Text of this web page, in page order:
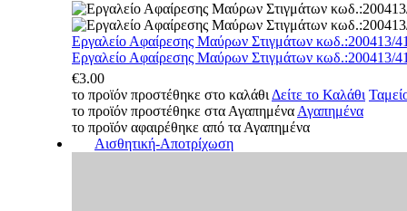
Εργαλείο Αφαίρεσης Μαύρων Στιγμάτων κωδ.:200413/
Εργαλείο Αφαίρεσης Μαύρων Στιγμάτων κωδ.:200413/
€3.00
το προϊόν προστέθηκε στο καλάθι Δείτε το Καλάθι
το προϊόν προστέθηκε στα Αγαπημένα Αγαπημένα
το προϊόν αφαιρέθηκε από τα Αγαπημένα
Αισθητική-Αποτρίχωση